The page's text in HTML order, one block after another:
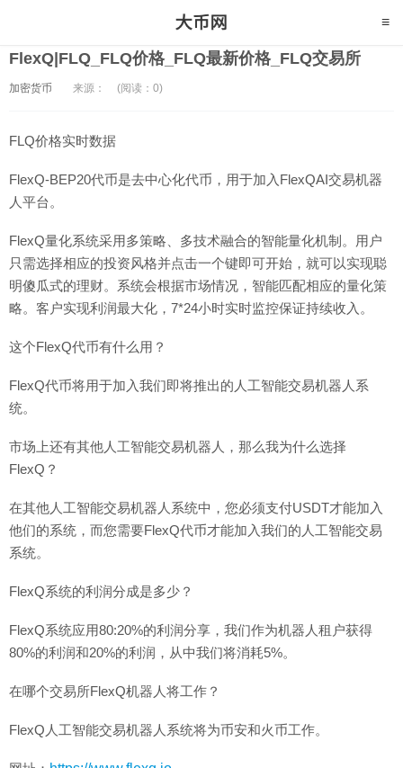
FlexQ|FLQ_FLQ价格_FLQ最新价格_FLQ交易所
加密货币 来源： (阅读：0)
FLQ价格实时数据
FlexQ-BEP20代币是去中心化代币，用于加入FlexQAI交易机器
人平台。
FlexQ量化系统采用多策略、多技术融合的智能量化机制。用户
只需选择相应的投资风格并点击一个键即可开始，就可以实现聪
明傻瓜式的理财。系统会根据市场情况，智能匹配相应的量化策
略。客户实现利润最大化，7*24小时实时监控保证持续收入。
这个FlexQ代币有什么用？
FlexQ代币将用于加入我们即将推出的人工智能交易机器人系
统。
市场上还有其他人工智能交易机器人，那么我为什么选择
FlexQ？
在其他人工智能交易机器人系统中，您必须支付USDT才能加入
他们的系统，而您需要FlexQ代币才能加入我们的人工智能交易
系统。
FlexQ系统的利润分成是多少？
FlexQ系统应用80:20%的利润分享，我们作为机器人租户获得
80%的利润和20%的利润，从中我们将消耗5%。
在哪个交易所FlexQ机器人将工作？
FlexQ人工智能交易机器人系统将为币安和火币工作。